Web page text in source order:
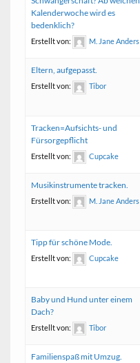
Kalenderwoche wird es
bedenklich?
Erstellt von: M. Jane Anders
Eltern, aufgepasst.
Erstellt von: Tibor
Tracken=Aufsichts- und
Fürsorgepflicht
Erstellt von: Cupcake
Musikinstrumente tracken.
Erstellt von: M. Jane Anders
Tipp für schöne Mode.
Erstellt von: Cupcake
Baby und Hund unter einem
Dach?
Erstellt von: Tibor
Familienspaß mit Umzug.